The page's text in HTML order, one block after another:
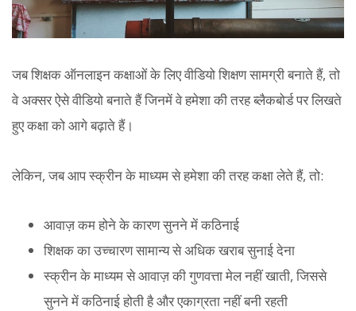
जब शिक्षक ऑनलाइन कक्षाओं के लिए वीडियो शिक्षण सामग्री बनाते हैं, तो
वे अक्सर ऐसे वीडियो बनाते हैं जिनमें वे हमेशा की तरह ब्लैकबोर्ड पर लिखते
हुए कक्षा को आगे बढ़ाते हैं।
लेकिन, जब आप स्क्रीन के माध्यम से हमेशा की तरह कक्षा लेते हैं, तो:
आवाज़ कम होने के कारण सुनने में कठिनाई
शिक्षक का उच्चारण सामान्य से अधिक खराब सुनाई देना
स्क्रीन के माध्यम से आवाज़ की गुणवत्ता मेल नहीं खाती, जिससे
सुनने में कठिनाई होती है और एकाग्रता नहीं बनी रहती